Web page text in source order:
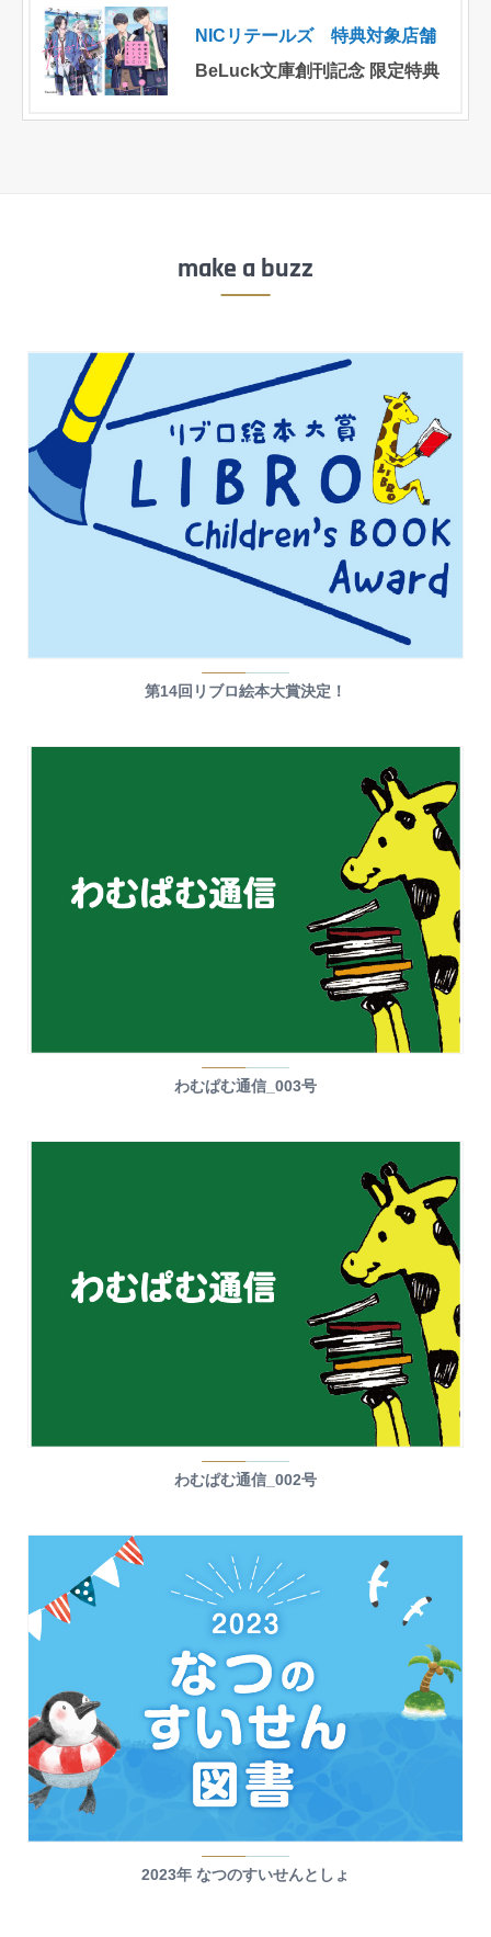
NICリテールズ 特典対象店舗
BeLuck文庫創刊記念 限定特典
make a buzz
第14回リブロ絵本大賞決定！
わむぱむ通信_003号
わむぱむ通信_002号
2023年 なつのすいせんとしょ